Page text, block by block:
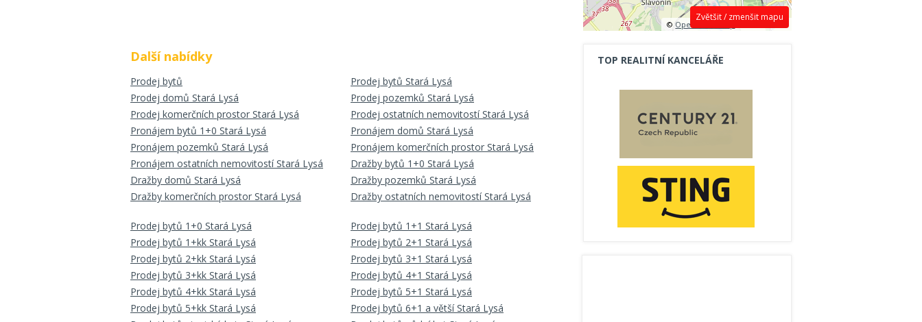
Další nabídky
Prodej bytů
Prodej bytů Stará Lysá
Prodej domů Stará Lysá
Prodej pozemků Stará Lysá
Prodej komerčních prostor Stará Lysá
Prodej ostatních nemovitostí Stará Lysá
Pronájem bytů 1+0 Stará Lysá
Pronájem domů Stará Lysá
Pronájem pozemků Stará Lysá
Pronájem komerčních prostor Stará Lysá
Pronájem ostatních nemovitostí Stará Lysá
Dražby bytů 1+0 Stará Lysá
Dražby domů Stará Lysá
Dražby pozemků Stará Lysá
Dražby komerčních prostor Stará Lysá
Dražby ostatních nemovitostí Stará Lysá
Prodej bytů 1+0 Stará Lysá
Prodej bytů 1+1 Stará Lysá
Prodej bytů 1+kk Stará Lysá
Prodej bytů 2+1 Stará Lysá
Prodej bytů 2+kk Stará Lysá
Prodej bytů 3+1 Stará Lysá
Prodej bytů 3+kk Stará Lysá
Prodej bytů 4+1 Stará Lysá
Prodej bytů 4+kk Stará Lysá
Prodej bytů 5+1 Stará Lysá
Prodej bytů 5+kk Stará Lysá
Prodej bytů 6+1 a větší Stará Lysá
Zvětšit / zmenšit mapu
©OpenStreetMap contributors.
TOP REALITNÍ KANCELÁŘE